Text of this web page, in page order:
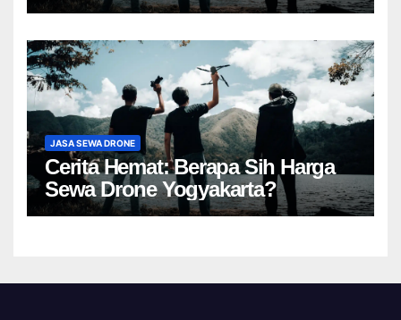
JASA SEWA DRONE
Cerita Hemat: Berapa Sih Harga
Sewa Drone Yogyakarta?